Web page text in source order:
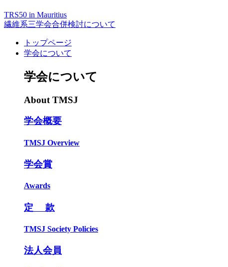
TRS50 in Mauritius
繊維系三学会合併検討について
トップページ
学会について
学会について
About TMSJ
学会概要
TMSJ Overview
学会賞
Awards
定 款
TMSJ Society Policies
法人会員